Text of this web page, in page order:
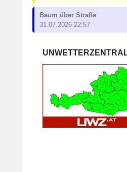
Baum über Straße
31.07.2026 22:57